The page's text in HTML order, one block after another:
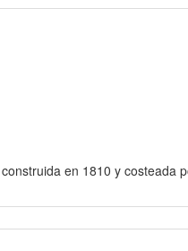
en 1810 y costeada